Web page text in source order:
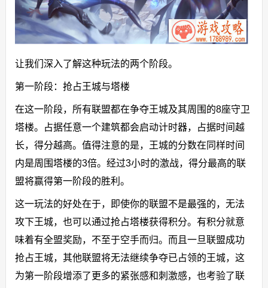
让我们深入了解这种玩法的两个阶段。
第一阶段：抢占王城与塔楼
在这一阶段，所有联盟都在争夺王城及其周围的8座守卫
塔楼。占据任意一个建筑都会启动计时器，占据时间越
长，得分越高。值得注意的是，王城的分数在同样时间
内是周围塔楼的3倍。经过3小时的激战，得分最高的联
盟将赢得第一阶段的胜利。
这一玩法的好处在于，即使你的联盟不是最强的，无法
攻下王城，也可以通过抢占塔楼获得积分。有积分就意
味着有全盟奖励，不至于空手而归。而且一旦联盟成功
抢占王城，其他联盟将无法继续争夺已占领的王城，这
为第一阶段增添了更多的紧张感和刺激感，也考验了联